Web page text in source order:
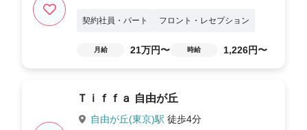
契約社員・パート フロント・レセプション
月給 21万円〜 時給 1,226円〜
Ｔｉｆｆａ 自由が丘
自由が丘(東京)駅 徒歩4分